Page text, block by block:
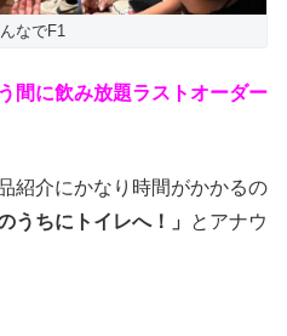
なでF1
間に飲み放題ラストオーダー
紹介にかなり時間がかかるの
うちにトイレへ！」
とアナウ